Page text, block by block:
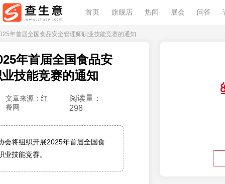
首页 旗舰店 热闻 展会 问答
年首届全国食品安全管理师职业技能竞赛的通知
年首届全国食品安
技能竞赛的通知
文章来源：红
餐网
阅读量：
298
会将组织开展2025年首届全国食
技能竞赛。